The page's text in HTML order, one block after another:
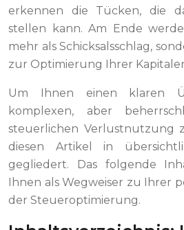
erkennen die Tücken, die
stellen kann. Am Ende
mehr als Schicksalsschlag,
zur Optimierung Ihrer
Um Ihnen einen klaren
komplexen, aber
steuerlichen Verlustnutzung
diesen Artikel in
gegliedert. Das folgende
Ihnen als Wegweiser zu Ihrer
der Steueroptimierung.